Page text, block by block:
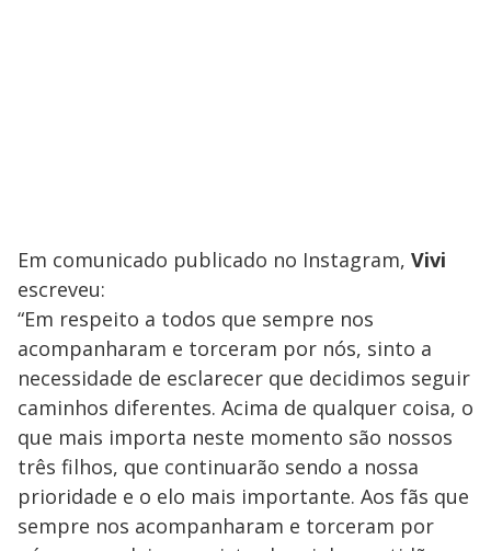
Em comunicado publicado no Instagram, Vivi
escreveu:
“Em respeito a todos que sempre nos
acompanharam e torceram por nós, sinto a
necessidade de esclarecer que decidimos seguir
caminhos diferentes. Acima de qualquer coisa, o
que mais importa neste momento são nossos
três filhos, que continuarão sendo a nossa
prioridade e o elo mais importante. Aos fãs que
sempre nos acompanharam e torceram por